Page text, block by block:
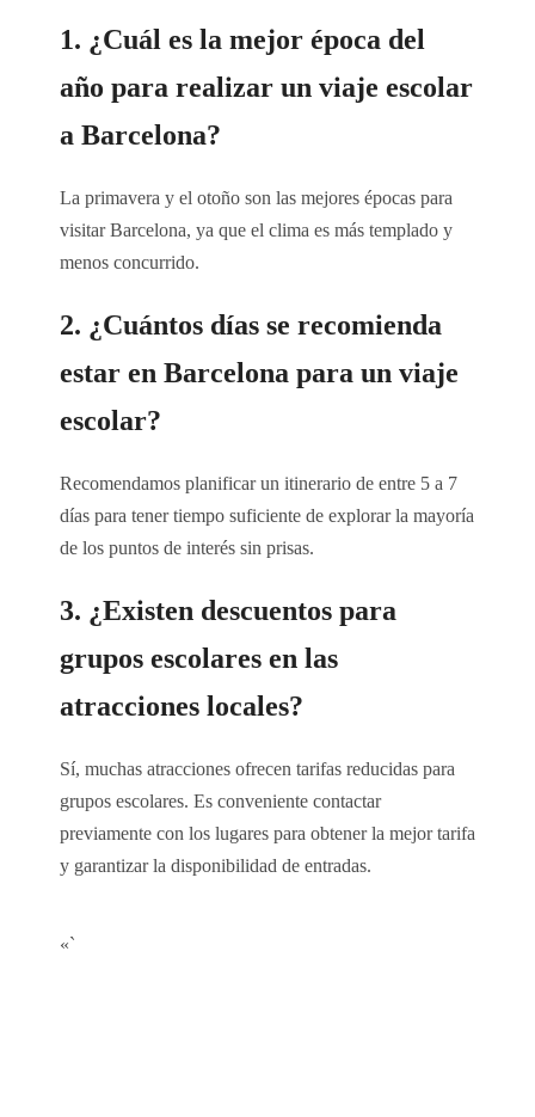
1. ¿Cuál es la mejor época del
año para realizar un viaje escolar
a Barcelona?
La primavera y el otoño son las mejores épocas para
visitar Barcelona, ya que el clima es más templado y
menos concurrido.
2. ¿Cuántos días se recomienda
estar en Barcelona para un viaje
escolar?
Recomendamos planificar un itinerario de entre 5 a 7
días para tener tiempo suficiente de explorar la mayoría
de los puntos de interés sin prisas.
3. ¿Existen descuentos para
grupos escolares en las
atracciones locales?
Sí, muchas atracciones ofrecen tarifas reducidas para
grupos escolares. Es conveniente contactar
previamente con los lugares para obtener la mejor tarifa
y garantizar la disponibilidad de entradas.
«`